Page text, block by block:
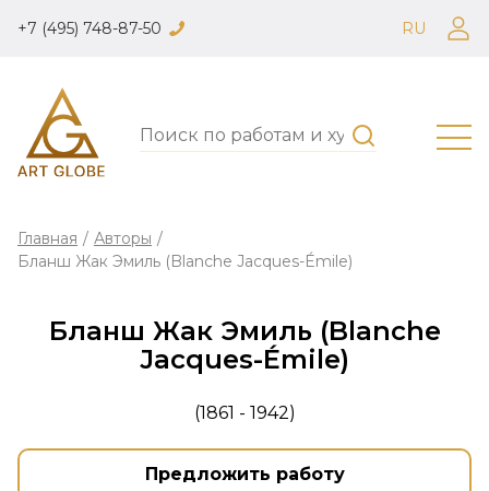
+7 (495) 748-87-50 RU
Главная / Авторы /
Бланш Жак Эмиль (Blanche Jacques-Émile)
Бланш Жак Эмиль (Blanche
Jacques-Émile)
(1861 - 1942)
Предложить работу